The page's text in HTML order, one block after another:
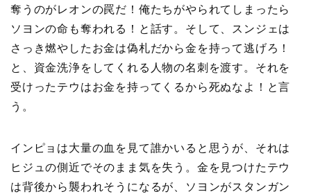
奪うのがレオンの罠だ！俺たちがやられてしまったら
ソヨンの命も奪われる！と話す。そして、スンジェは
さっき燃やしたお金は偽札だから金を持って逃げろ！
と、資金洗浄をしてくれる人物の名刺を渡す。それを
受けったテウはお金を持ってくるから死ぬなよ！と言
う。
インピョは大量の血を見て誰かいると思うが、それは
ヒジュの側近でそのまま気を失う。金を見つけたテウ
は背後から襲われそうになるが、ソヨンがスタンガン